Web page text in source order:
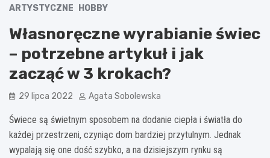
ARTYSTYCZNE HOBBY
Własnoręczne wyrabianie świec
– potrzebne artykuł i jak
zacząć w 3 krokach?
29 lipca 2022 Agata Sobolewska
Świece są świetnym sposobem na dodanie ciepła i światła do
każdej przestrzeni, czyniąc dom bardziej przytulnym. Jednak
wypalają się one dość szybko, a na dzisiejszym rynku są